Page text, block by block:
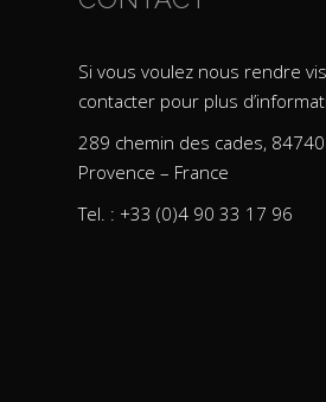
Si vous voulez nous rendre
contacter pour plus
289 chemin des cades,
Provence – France
Tel. : +33 (0)4 90 33 17 96